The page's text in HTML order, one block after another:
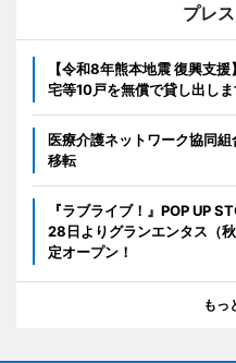
プレ
【令和8年熊本地震 復興支
宅等10戸を無償で貸し出し
医療介護ネットワーク協同
移転
『ラブライブ！』POP UP
28日よりグランエンタス（
定オープン！
もっ